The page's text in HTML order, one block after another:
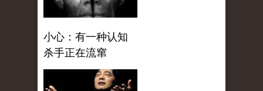
小心：有一种认知
杀手正在流窜